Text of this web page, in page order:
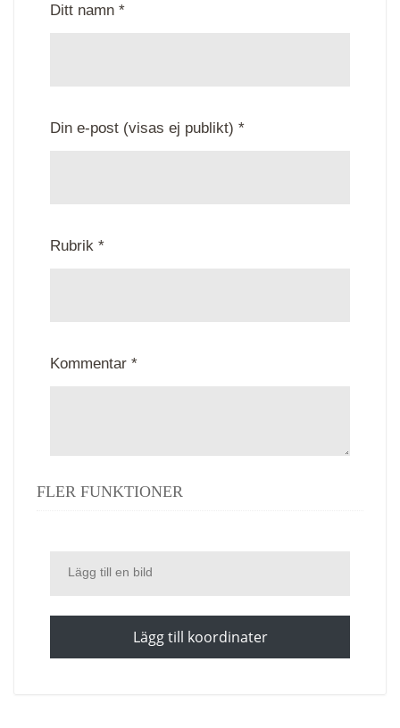
Ditt namn *
Din e-post (visas ej publikt) *
Rubrik *
Kommentar *
FLER FUNKTIONER
Lägg till en bild
Lägg till koordinater